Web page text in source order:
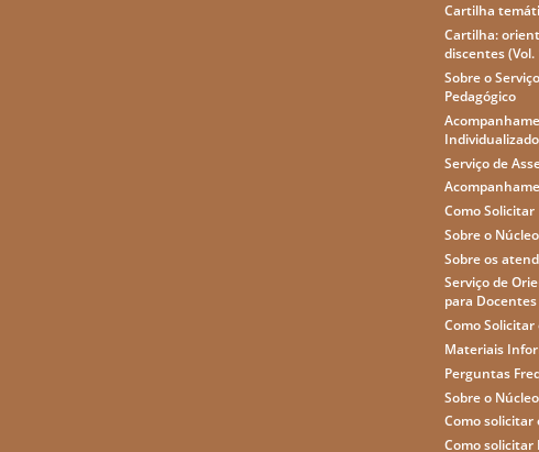
Cartilha
Cartilha:
discentes (Vol.
Sobre o
Pedagógico
Serviço de
Como Solicitar
Sobre o
Sobre os
Serviço de
para Docentes
Como
Materiais
Perguntas
Sobre o
Como solicitar
Como solicitar